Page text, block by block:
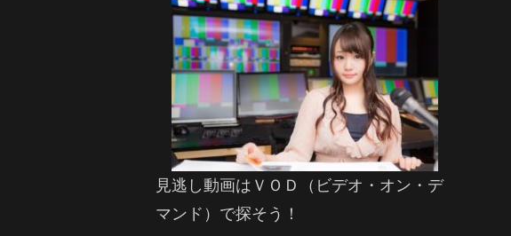
見逃し動画はＶＯＤ（ビデオ・オン・デ
マンド）で探そう！